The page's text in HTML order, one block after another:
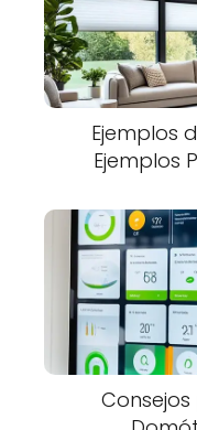
Ejemplos
Ejemplos